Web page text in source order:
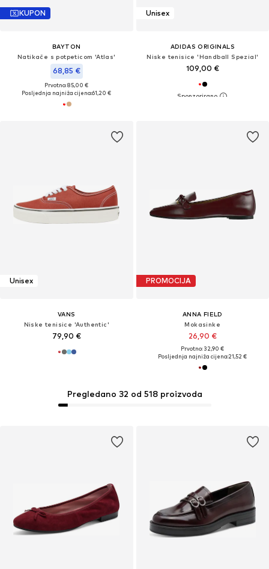
KUPON
BAYTON
Natikače s potpeticom 'Atlas'
68,85 €
Prvotno: 85,00 €
Posljednja najniža cijena:61,20 €
Unisex
ADIDAS ORIGINALS
Niske tenisice 'Handball Spezial'
109,00 €
Unisex
VANS
Niske tenisice 'Authentic'
79,90 €
PROMOCIJA
ANNA FIELD
Mokasinke
26,90 €
Prvotno: 32,90 €
Posljednja najniža cijena:21,52 €
Pregledano 32 od 518 proizvoda